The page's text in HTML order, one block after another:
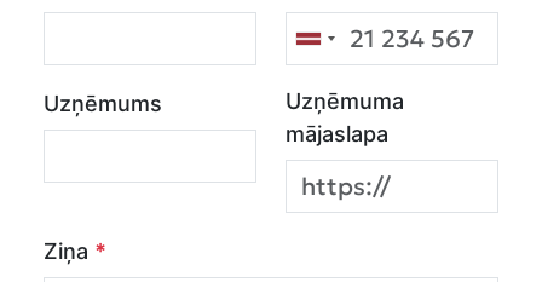
Uzņēmums
Uzņēmuma
mājaslapa
Ziņa *